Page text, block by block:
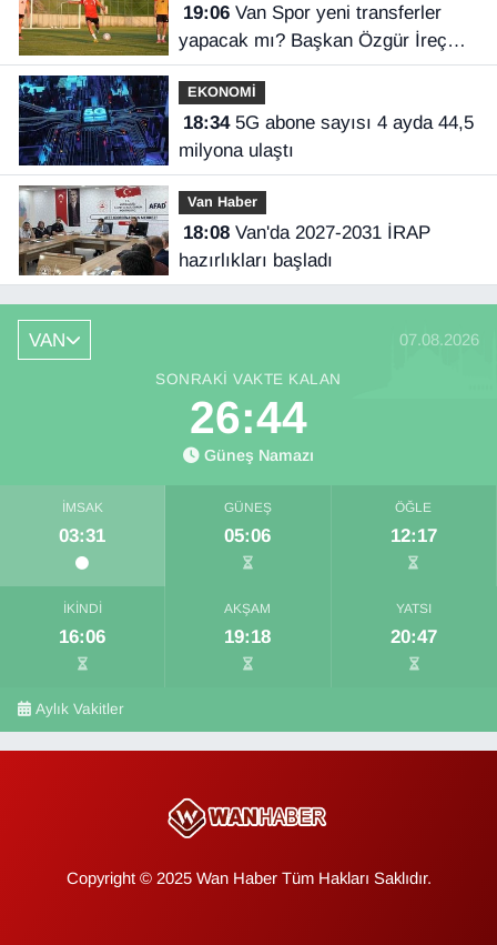
19:06Van Spor yeni transferler
yapacak mı? Başkan Özgür İreç
İlhan açıkladı
EKONOMİ
18:345G abone sayısı 4 ayda 44,5
milyona ulaştı
Van Haber
18:08Van'da 2027-2031 İRAP
hazırlıkları başladı
VAN 07.08.2026
SONRAKI VAKTE KALAN
26:43
Güneş Namazı
İMSAK
03:31
GÜNEŞ
05:06
ÖĞLE
12:17
İKINDI
16:06
AKŞAM
19:18
YATSI
20:47
Aylık Vakitler
Copyright © 2025 Wan Haber Tüm Hakları Saklıdır.